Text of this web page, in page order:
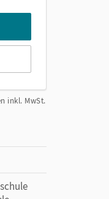
inkl. MwSt.